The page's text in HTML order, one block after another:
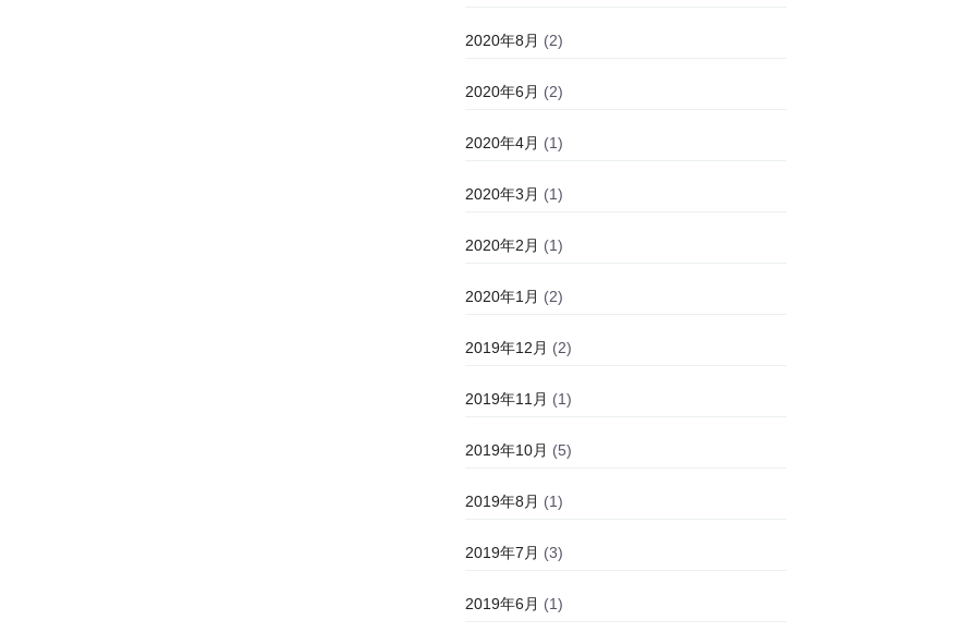
2020年8月 (2)
2020年6月 (2)
2020年4月 (1)
2020年3月 (1)
2020年2月 (1)
2020年1月 (2)
2019年12月 (2)
2019年11月 (1)
2019年10月 (5)
2019年8月 (1)
2019年7月 (3)
2019年6月 (1)